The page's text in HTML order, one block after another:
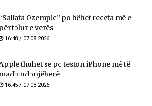
“Sallata Ozempic” po bëhet receta më e
përfolur e verës
16:48 / 07.08.2026
thuhet se po teston iPhone më të
madh ndonjëherë
16:45 / 07.08.2026